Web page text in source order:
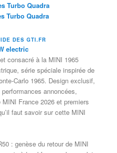
Turbo Quadra
Turbo Quadra
DES GTI.FR
electric
consacré à la MINI 1965
série spéciale inspirée de
Carlo 1965. Design exclusif,
annoncées,
France 2026 et premiers
faut savoir sur cette MINI
: genèse du retour de MINI